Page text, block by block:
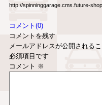
http://spinninggarage.cms.future-
コメント(0)
コメントを残す
メールアドレスが公開されるこ
必須項目です
コメント ※